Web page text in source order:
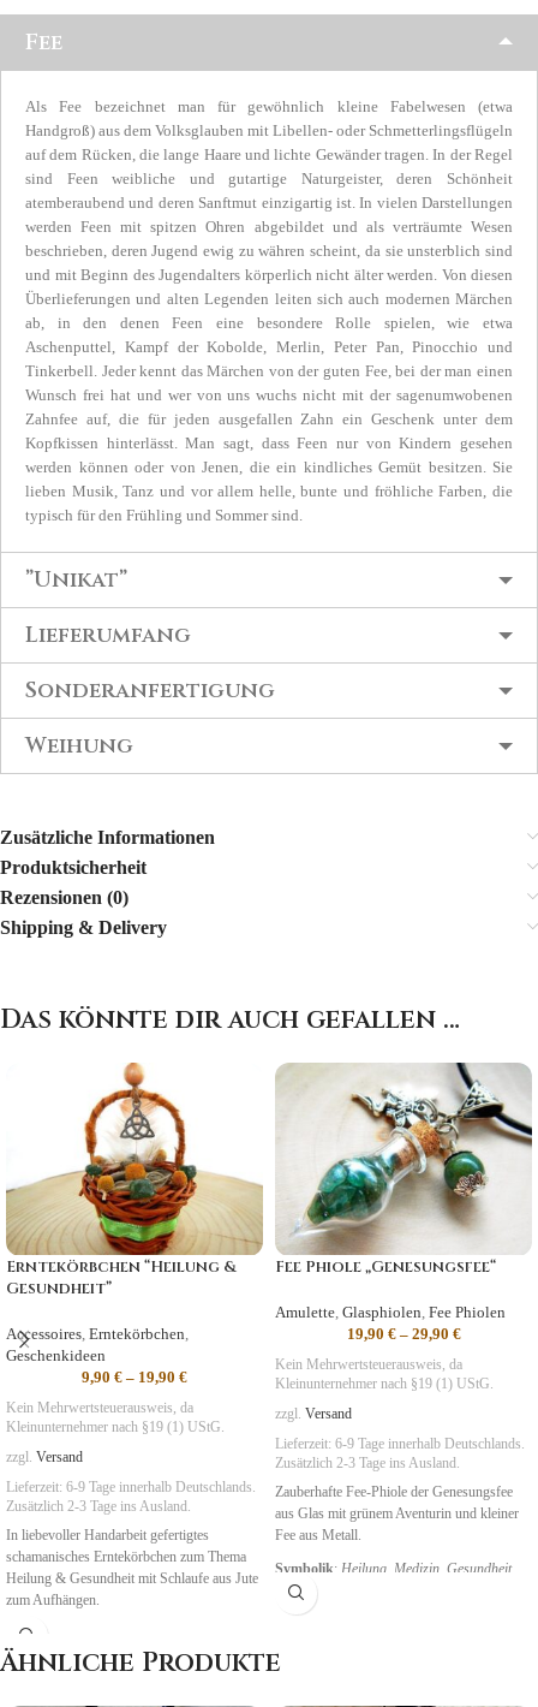
Fee
Als Fee bezeichnet man für gewöhnlich kleine Fabelwesen (etwa
Handgroß) aus dem Volksglauben mit Libellen- oder Schmetterlingsflügeln
auf dem Rücken, die lange Haare und lichte Gewänder tragen. In der Regel
sind Feen weibliche und gutartige Naturgeister, deren Schönheit
atemberaubend und deren Sanftmut einzigartig ist. In vielen Darstellungen
werden Feen mit spitzen Ohren abgebildet und als verträumte Wesen
beschrieben, deren Jugend ewig zu währen scheint, da sie unsterblich sind
und mit Beginn des Jugendalters körperlich nicht älter werden. Von diesen
Überlieferungen und alten Legenden leiten sich auch modernen Märchen
ab, in den denen Feen eine besondere Rolle spielen, wie etwa
Aschenputtel, Kampf der Kobolde, Merlin, Peter Pan, Pinocchio und
Tinkerbell. Jeder kennt das Märchen von der guten Fee, bei der man einen
Wunsch frei hat und wer von uns wuchs nicht mit der sagenumwobenen
Zahnfee auf, die für jeden ausgefallen Zahn ein Geschenk unter dem
Kopfkissen hinterlässt. Man sagt, dass Feen nur von Kindern gesehen
werden können oder von Jenen, die ein kindliches Gemüt besitzen. Sie
lieben Musik, Tanz und vor allem helle, bunte und fröhliche Farben, die
typisch für den Frühling und Sommer sind.
”Unikat”
Lieferumfang
Sonderanfertigung
Weihung
Zusätzliche Informationen
Produktsicherheit
Rezensionen (0)
Shipping & Delivery
Das könnte dir auch gefallen …
Erntekörbchen “Heilung &
Gesundheit”
Accessoires Erntekörbchen
Geschenkideen
9,90 € – 19,90 €
Kein Mehrwertsteuerausweis, da
Kleinunternehmer nach §19 (1) UStG.
zzgl. Versand
Lieferzeit: 6-9 Tage innerhalb Deutschlands.
Zusätzlich 2-3 Tage ins Ausland.
In liebevoller Handarbeit gefertigtes
schamanisches Erntekörbchen zum Thema
Heilung & Gesundheit mit Schlaufe aus Jute
zum Aufhängen.
Symbolik
Fee Phiole „Genesungsfee“
Amulette Glasphiolen Fee Phiolen
19,90 €– 29,90 €
Kein Mehrwertsteuerausweis, da
Kleinunternehmer nach §19 (1) UStG.
zzgl. Versand
Lieferzeit: 6-9 Tage innerhalb Deutschlands.
Zusätzlich 2-3 Tage ins Ausland.
Zauberhafte Fee-Phiole der Genesungsfee
aus Glas mit grünem Aventurin und kleiner
Fee aus Metall.
Symbolik: Heilung, Medizin, Gesundheit
Ähnliche Produkte